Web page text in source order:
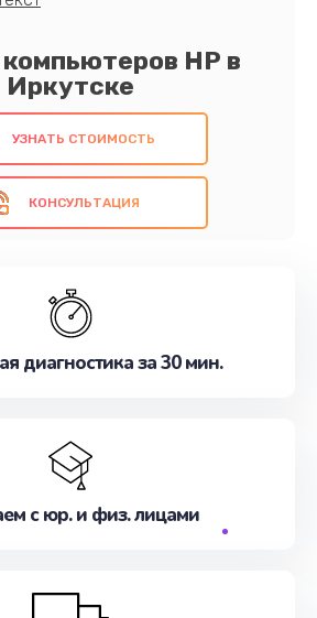
HP в
Иркутске
ремонт вашего
– опытные специалисты,
оригинальных компонентов, а
стандарт обслуживания. Мы
восстановление
вашего компьютера HP.
HP с нами – надежно и
УЗНАТЬ СТОИМОСТЬ
КОНСУЛЬТАЦИЯ
диагностика за 30 мин.
с юр. и физ. лицами